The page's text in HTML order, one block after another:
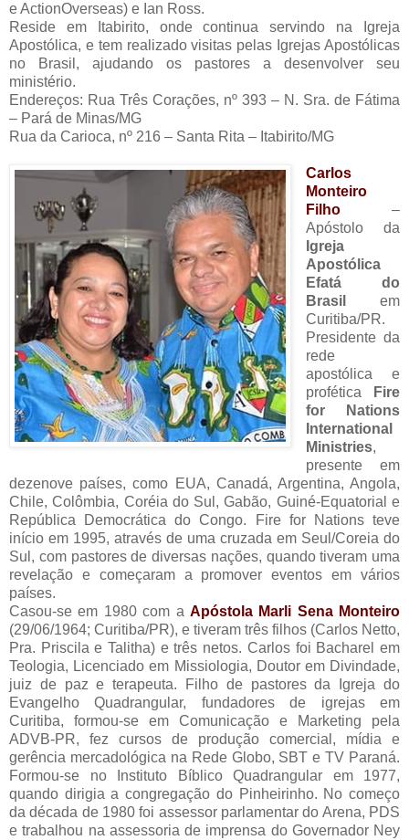
e ActionOverseas) e Ian Ross.
Reside em Itabirito, onde continua servindo na Igreja
Apostólica, e tem realizado visitas pelas Igrejas Apostólicas
no Brasil, ajudando os pastores a desenvolver seu
ministério.
Endereços: Rua Três Corações, nº 393 – N. Sra. de Fátima
– Pará de Minas/MG
Rua da Carioca, nº 216 – Santa Rita – Itabirito/MG
Carlos
Monteiro
Filho–
Apóstolo da
Igreja
Apostólica
Efatá do
Brasil
em
Curitiba/PR.
Presidente da
rede
apostólica e
profética
Fire
for Nations
International
Ministries,
presente em
dezenove países, como EUA, Canadá, Argentina, Angola,
Chile, Colômbia, Coréia do Sul, Gabão, Guiné-Equatorial e
República Democrática do Congo. Fire for Nations teve
início em 1995, através de uma cruzada em Seul/Coreia do
Sul, com pastores de diversas nações, quando tiveram uma
revelação e começaram a promover eventos em vários
países.
Casou-se em 1980 com a Apóstola Marli Sena Monteiro
(29/06/1964; Curitiba/PR), e tiveram três filhos (Carlos Netto,
Pra. Priscila e Talitha) e três netos. Carlos foi Bacharel em
Teologia, Licenciado em Missiologia, Doutor em Divindade,
juiz de paz e terapeuta. Filho de pastores da Igreja do
Evangelho Quadrangular, fundadores de igrejas em
Curitiba, formou-se em Comunicação e Marketing pela
ADVB-PR, fez cursos de produção comercial, mídia e
gerência mercadológica na Rede Globo, SBT e TV Paraná.
Formou-se no Instituto Bíblico Quadrangular em 1977,
quando dirigia a congregação do Pinheirinho. No começo
da década de 1980 foi assessor parlamentar do Arena, PDS
e trabalhou na assessoria de imprensa do Governador Ney